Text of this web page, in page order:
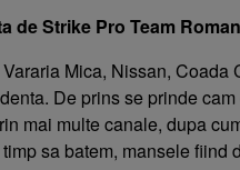
de Strike Pro Team
Mica, Nissan, Coada
De prins se prinde
mai multe canale, dupa
sa batem, mansele fiind